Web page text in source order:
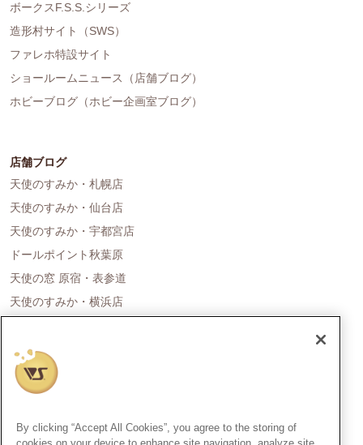
ボークスF.S.S.シリーズ
造形村サイト（SWS）
ファレホ特設サイト
ショールームニュース（店舗ブログ）
ホビーブログ（ホビー企画室ブログ）
店舗ブログ
天使のすみか・札幌店
天使のすみか・仙台店
天使のすみか・宇都宮店
ドールポイント秋葉原
天使の窓 原宿・表参道
天使のすみか・横浜店
天使の里 霞中庵
ドールポイント大阪
天使のすみか・神戸店
By clicking “Accept All Cookies”, you agree to the storing of